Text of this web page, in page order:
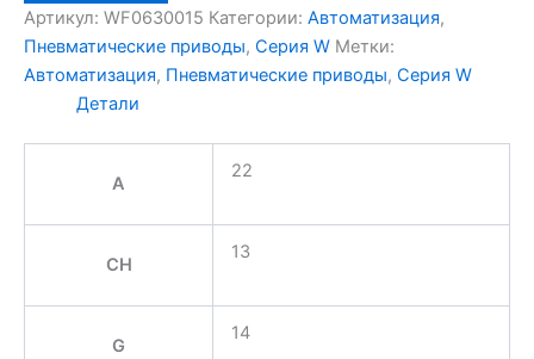
Aignep
WF0630015
Артикул: WF0630015 Категории: Автоматизация,
Пневматические приводы, Серия W Метки:
Автоматизация, Пневматические приводы, Серия W
Детали
A
22
CH
13
G
14